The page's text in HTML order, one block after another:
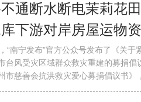
通断水断电茉莉花
下游对岸房屋运物资
“南宁发布”官方公众号发布了《关于
台风受灾区域群众救灾重建的募捐倡
市慈善会抗洪救灾爱心募捐倡议书》